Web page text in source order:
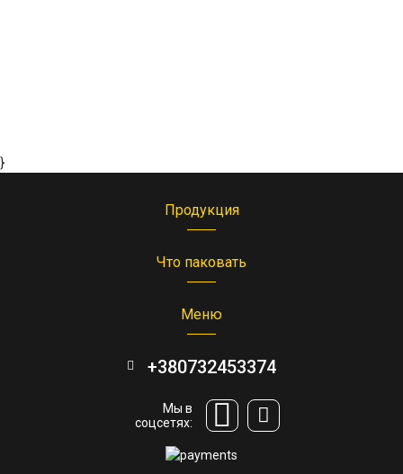
}
Продукция
Что паковать
Меню
+380732453374
Мы в
соцсетях: